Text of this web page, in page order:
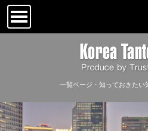
一覧ページ・知っておきたい